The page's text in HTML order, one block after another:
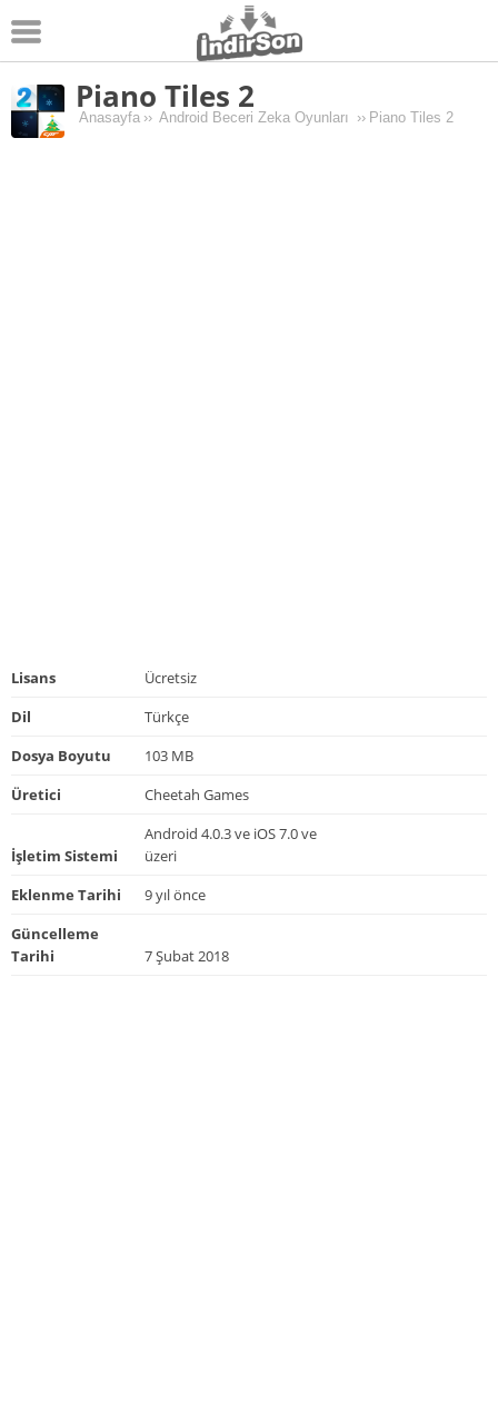
Android
Pc Oyunları
Piano Tiles 2
Anasayfa ›› Android Beceri Zeka Oyunları ›› Piano Tiles 2
Lisans
Ücretsiz
Dil
Türkçe
Dosya Boyutu
103 MB
Üretici
Cheetah Games
İşletim Sistemi
Android 4.0.3 ve iOS 7.0 ve
üzeri
Eklenme Tarihi
9 yıl önce
Güncelleme
Tarihi
7 Şubat 2018